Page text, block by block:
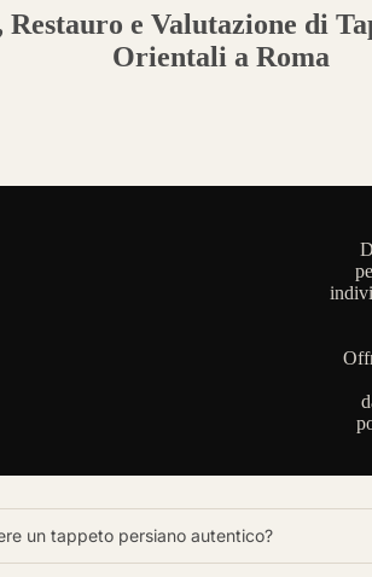
Restauro e Valutazione di
Orientali a Roma
un tappeto persiano autentico?